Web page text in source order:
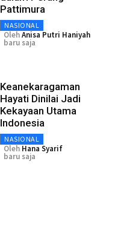
Pattimura
NASIONAL
OlehAnisa Putri Haniyah
baru saja
Keanekaragaman
Hayati Dinilai Jadi
Kekayaan Utama
Indonesia
NASIONAL
Oleh Hana Syarif
baru saja